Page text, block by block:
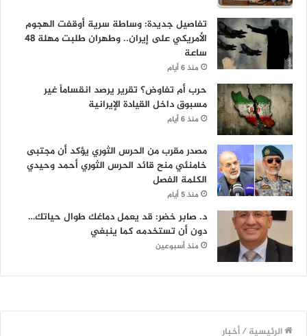
تفاصيل جديدة: وساطة سرية أوقفت الهجوم
الأمريكي على إيران.. وطهران طلبت مهلة 48
ساعة
منذ 6 أيام
حرب أم تفاوض؟ تقرير يرصد انقساماً غير
مسبوق داخل القيادة الإيرانية
منذ 6 أيام
مصدر مقرب من الحرس الثوري يؤكد أن مجتبى
خامنئي منح قائد الحرس الثوري أحمد وحيدي
الكلمة الفصل
منذ 5 أيام
د. صابر خضر: قد يعمل دماغك طوال حياتك…
دون أن تستخدمه كما ينبغي
منذ أسبوعين